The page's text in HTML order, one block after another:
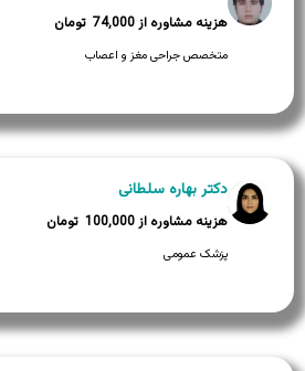
74,000
متخصص جراحی مغز و اعصاب
دکتر بهاره سلطانی
100,000
پزشک عمومی